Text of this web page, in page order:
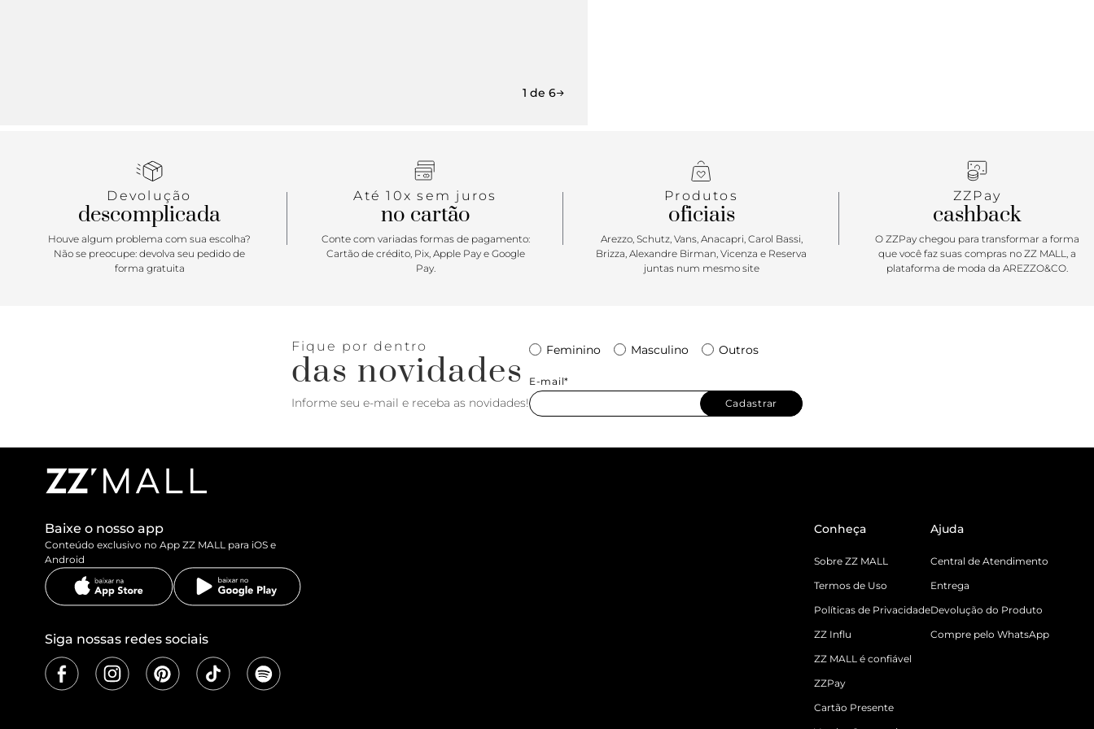
1 de 6
Devolução
descomplicada
Houve algum problema com sua escolha?
Não se preocupe: devolva seu pedido de
forma gratuita
Até 10x sem juros
no cartão
Conte com variadas formas de pagamento:
Cartão de crédito, Pix, Apple Pay e Google
Pay.
Produtos
oficiais
Arezzo, Schutz, Vans, Anacapri, Carol Bassi,
Brizza, Alexandre Birman, Vicenza e Reserva
juntas num mesmo site
ZZPay
cashback
O ZZPay chegou para transformar a forma
que você faz suas compras no ZZ MALL, a
plataforma de moda da AREZZO&CO.
Fique por dentro
das novidades
Informe seu e-mail e receba as novidades!
Feminino Masculino Outros
E-mail*
Cadastrar
Baixe o nosso app
Conteúdo exclusivo no App ZZ MALL para iOS e
Android
Siga nossas redes sociais
Conheça
Sobre ZZ MALL
Termos de Uso
Políticas de Privacidade
ZZ Influ
ZZ MALL é confiável
ZZPay
Cartão Presente
Ajuda
Central de Atendimento
Entrega
Devolução do Produto
Compre pelo WhatsApp